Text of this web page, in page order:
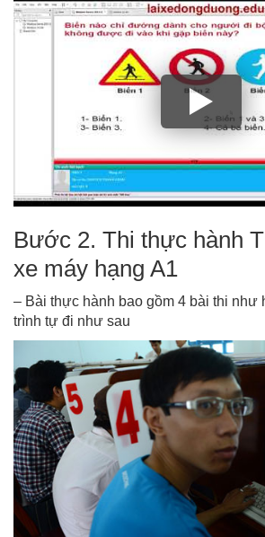
Bước 2. Thi thực hành
xe máy hạng A1
– Bài thực hành bao gồm 4 bài thi như
trình tự đi như sau